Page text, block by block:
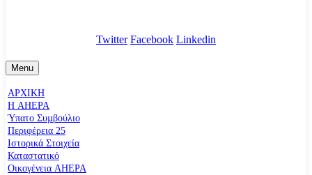
Twitter Facebook Linkedin
Menu
ΑΡΧΙΚΗ
Η AHEPA
Ύπατο Συµβούλιο
Περιφέρεια 25
Ιστορικά Στοιχεία
Καταστατικό
Οικογένεια AHEPA